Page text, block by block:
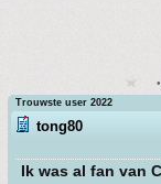
Trouwste user 2022
tong80
Ik was al fan van